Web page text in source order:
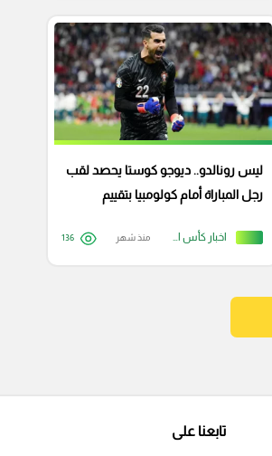
اخبار كأس العالم
ليس رونالدو.. ديوجو كوستا يحصد لقب
رجل المباراة أمام كولومبيا بتقييم
منذ شهر 136
تابعنا على